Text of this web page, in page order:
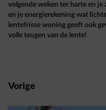
volgende weken ter harte en
en je energierekening wat
lentefrisse woning geeft ook
volle teugen van de lente!
Vorige